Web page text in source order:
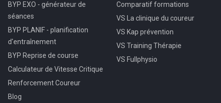
BYP EXO - générateur de
séances
BYP PLANIF - planification
d'entraînement
BYP Reprise de course
Calculateur de Vitesse Critique
Renforcement Coureur
Blog
Comparatif formations
VS La clinique du coureur
VS Kap prévention
VS Training Thérapie
VS Fullphysio